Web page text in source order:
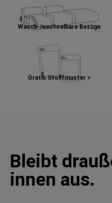
Wasch-/wechselbare Bezüge
Gratis Stoffmuster >
Bleibt
innen aus.